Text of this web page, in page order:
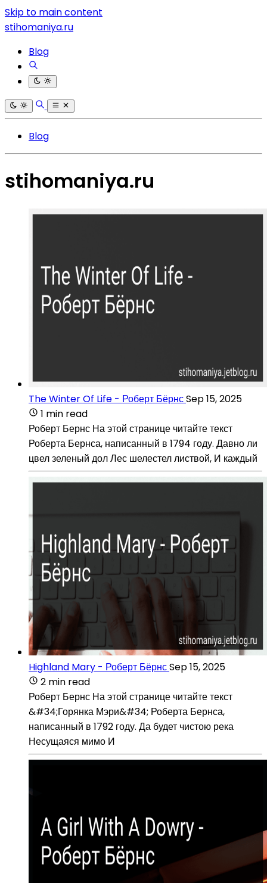
Skip to main content
stihomaniya.ru
Blog
Blog
stihomaniya.ru
The Winter Of Life - Роберт БёрнсSep 15, 2025
1 min read
Роберт Бернс На этой странице читайте текст
Роберта Бернса, написанный в 1794 году. Давно ли
цвел зеленый дол Лес шелестел листвой, И каждый
Highland Mary - Роберт БёрнсSep 15, 2025
2 min read
Роберт Бернс На этой странице читайте текст
&#34;Горянка Мэри&#34; Роберта Бернса,
написанный в 1792 году. Да будет чистою река
Несущаяся мимо И